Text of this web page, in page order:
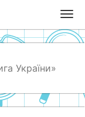
T
o
g
n
a
України»